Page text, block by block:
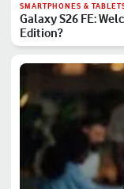
SMARTPHONES &
Galaxy S26 FE:
Edition?